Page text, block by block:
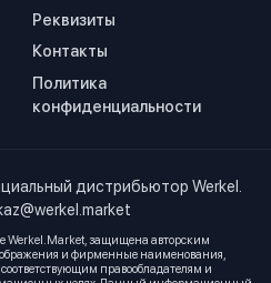
Реквизиты
Контакты
Политика
конфиденциальности
дистрибьютор Werkel.
Werkel.Market, защищена авторским
и фирменные наименования,
правообладателям и